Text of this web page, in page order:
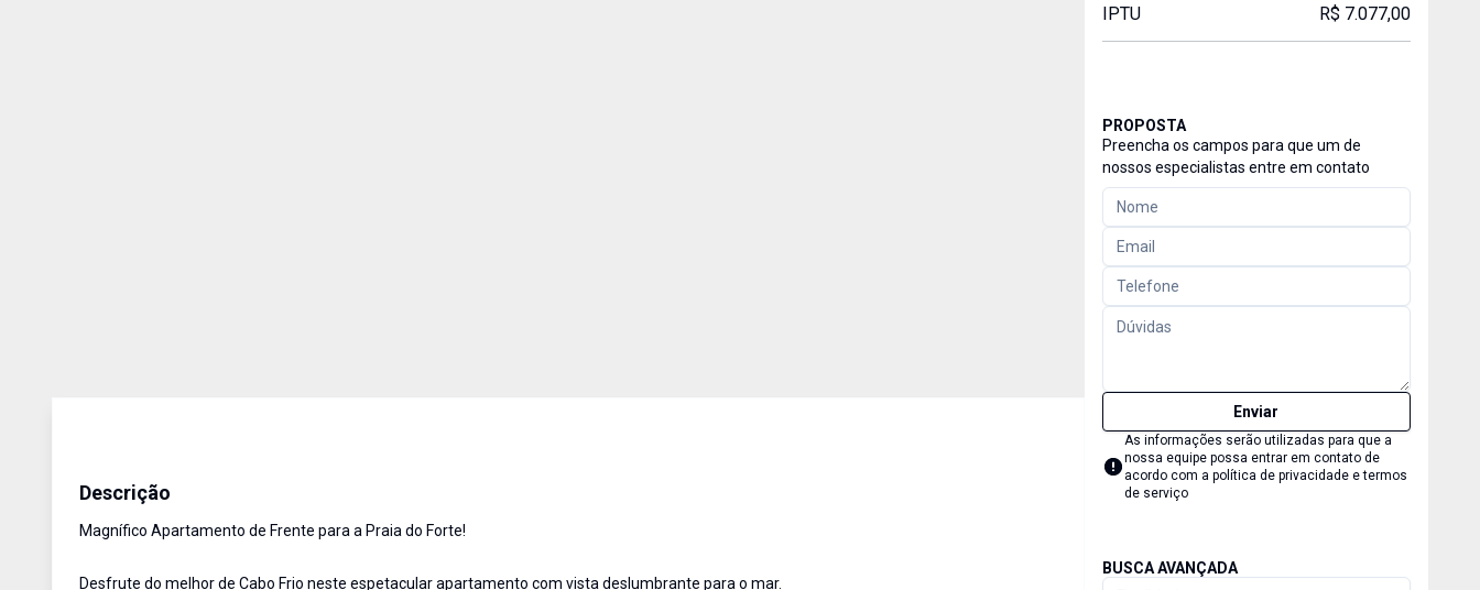
Descrição
Magnífico Apartamento de Frente para a Praia do Forte!
Desfrute do melhor de Cabo Frio neste espetacular apartamento com vista deslumbrante para o mar.
IPTU R$ 7.077,00
PROPOSTA
Preencha os campos para que um de
nossos especialistas entre em contato
Enviar
As informações serão utilizadas para que a
nossa equipe possa entrar em contato de
acordo com a política de privacidade e termos
de serviço
BUSCA AVANÇADA